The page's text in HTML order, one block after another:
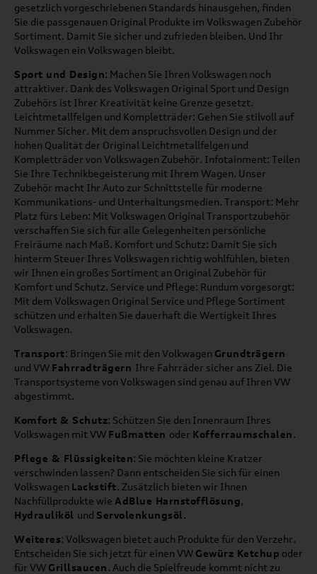
gesetzlich vorgeschriebenen Standards hinausgehen, finden
Sie die passgenauen Original Produkte im Volkswagen Zubehör
Sortiment. Damit Sie sicher und zufrieden bleiben. Und Ihr
Volkswagen ein Volkswagen bleibt.
Sport und Design: Machen Sie Ihren Volkswagen noch
attraktiver. Dank des Volkswagen Original Sport und Design
Zubehörs ist Ihrer Kreativität keine Grenze gesetzt.
Leichtmetallfelgen und Kompletträder: Gehen Sie stilvoll auf
Nummer Sicher. Mit dem anspruchsvollen Design und der
hohen Qualität der Original Leichtmetallfelgen und
Kompletträder von Volkswagen Zubehör. Infotainment: Teilen
Sie Ihre Technikbegeisterung mit Ihrem Wagen. Unser
Zubehör macht Ihr Auto zur Schnittstelle für moderne
Kommunikations- und Unterhaltungsmedien. Transport: Mehr
Platz fürs Leben: Mit Volkswagen Original Transportzubehör
verschaffen Sie sich für alle Gelegenheiten persönliche
Freiräume nach Maß. Komfort und Schutz: Damit Sie sich
hinterm Steuer Ihres Volkswagen richtig wohlfühlen, bieten
wir Ihnen ein großes Sortiment an Original Zubehör für
Komfort und Schutz. Service und Pflege: Rundum vorgesorgt:
Mit dem Volkswagen Original Service und Pflege Sortiment
schützen und erhalten Sie dauerhaft die Wertigkeit Ihres
Volkswagen.
Transport: Bringen Sie mit den Volkwagen Grundträgern
und VW Fahrradträgern Ihre Fahrräder sicher ans Ziel. Die
Transportsysteme von Volkswagen sind genau auf Ihren VW
abgestimmt.
Komfort & Schutz: Schützen Sie den Innenraum Ihres
Volkswagen mit VW Fußmatten oder Kofferraumschalen.
Pflege & Flüssigkeiten: Sie möchten kleine Kratzer
verschwinden lassen? Dann entscheiden Sie sich für einen
Volkswagen Lackstift. Zusätzlich bieten wir Ihnen
Nachfüllprodukte wie AdBlue Harnstofflösung,
Hydrauliköl und Servolenkungsöl.
Weiteres: Volkswagen bietet auch Produkte für den Verzehr.
Entscheiden Sie sich jetzt für einen VW Gewürz Ketchup oder
für VW Grillsaucen. Auch die Spielfreude kommt nicht zu